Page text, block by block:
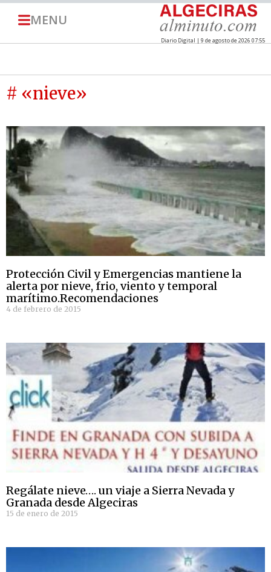
MENU
Diario Digital | 9 de agosto de 2026 07:55
# «nieve»
Protección Civil y Emergencias mantiene la
alerta por nieve, frio, viento y temporal
marítimo.Recomendaciones
4 de febrero de 2015
Regálate nieve…. un viaje a Sierra Nevada y
Granada desde Algeciras
15 de enero de 2015